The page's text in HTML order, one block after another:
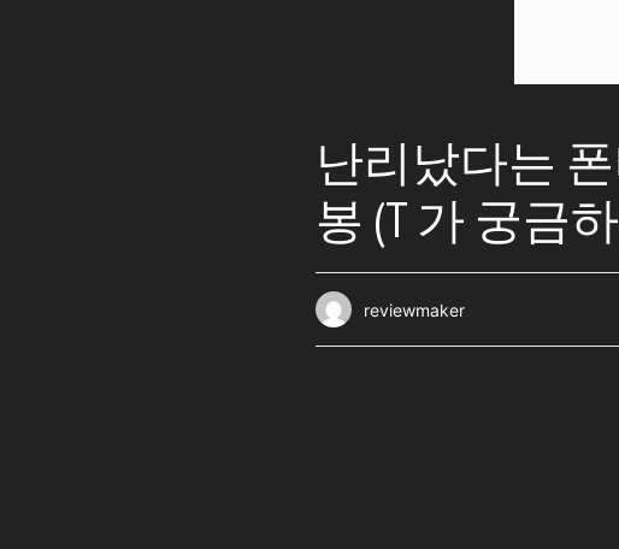
난리났다는
봉 (T 가 궁금
reviewmaker